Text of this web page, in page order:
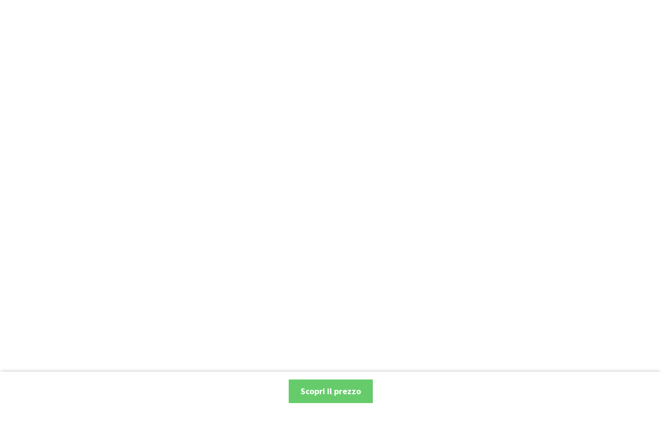
Scopri il prezzo